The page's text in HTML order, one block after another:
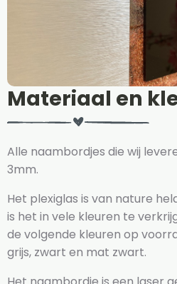
Materiaal en
Alle naambordjes die wij
3mm.
Het plexiglas is van nature
is het in vele kleuren te
de volgende kleuren op
grijs, zwart en mat zwart.